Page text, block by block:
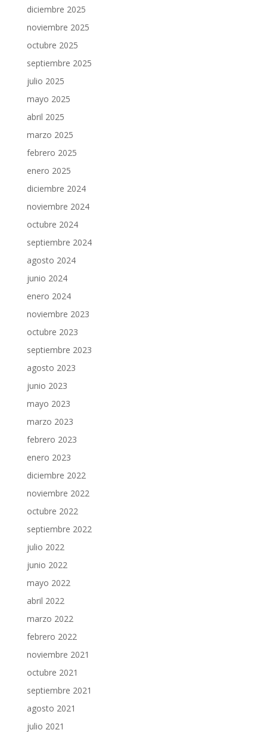
diciembre 2025
noviembre 2025
octubre 2025
septiembre 2025
julio 2025
mayo 2025
abril 2025
marzo 2025
febrero 2025
enero 2025
diciembre 2024
noviembre 2024
octubre 2024
septiembre 2024
agosto 2024
junio 2024
enero 2024
noviembre 2023
octubre 2023
septiembre 2023
agosto 2023
junio 2023
mayo 2023
marzo 2023
febrero 2023
enero 2023
diciembre 2022
noviembre 2022
octubre 2022
septiembre 2022
julio 2022
junio 2022
mayo 2022
abril 2022
marzo 2022
febrero 2022
noviembre 2021
octubre 2021
septiembre 2021
agosto 2021
julio 2021